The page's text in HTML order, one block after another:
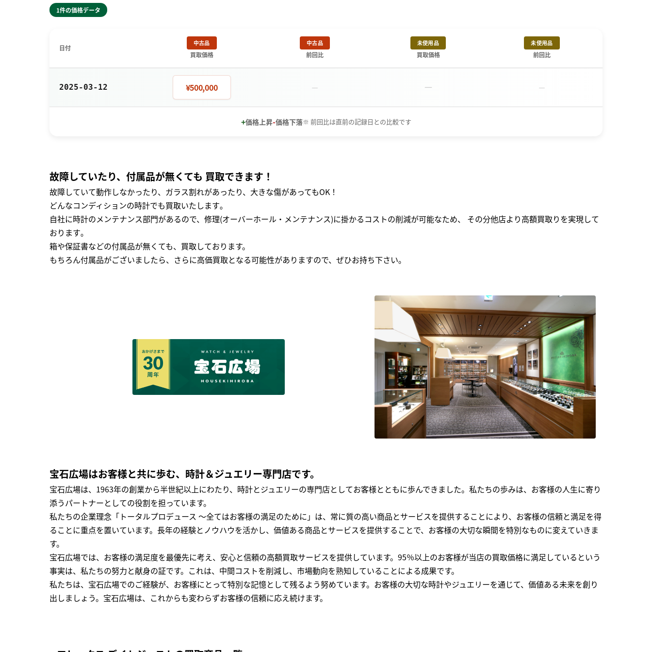
1件の価格データ
日付
中古品
買取価格
中古品
前回比
未使用品
買取価格
未使用品
前回比
2025-03-12 ¥500,000 － － －
+価格上昇-価格下落※ 前回比は直前の記録日との比較です
故障していたり、付属品が無くても 買取できます！
故障していて動作しなかったり、ガラス割れがあったり、大きな傷があってもOK！
どんなコンディションの時計でも買取いたします｡
自社に時計のメンテナンス部門があるので、修理(オーバーホール・メンテナンス)に掛かるコストの削減が可能なため、 その分他店より高額買取りを実現して
おります｡
箱や保証書などの付属品が無くても、買取しております。
もちろん付属品がございましたら、さらに高価買取となる可能性がありますので、ぜひお持ち下さい｡
宝石広場はお客様と共に歩む、時計＆ジュエリー専門店です。
宝石広場は、1963年の創業から半世紀以上にわたり、時計とジュエリーの専門店としてお客様とともに歩んできました。私たちの歩みは、お客様の人生に寄り
添うパートナーとしての役割を担っています。
私たちの企業理念「トータルプロデュース ～全てはお客様の満足のために」は、常に質の高い商品とサービスを提供することにより、お客様の信頼と満足を得
ることに重点を置いています。長年の経験とノウハウを活かし、価値ある商品とサービスを提供することで、お客様の大切な瞬間を特別なものに変えていきま
す。
宝石広場では、お客様の満足度を最優先に考え、安心と信頼の高額買取サービスを提供しています。95％以上のお客様が当店の買取価格に満足しているという
事実は、私たちの努力と献身の証です。これは、中間コストを削減し、市場動向を熟知していることによる成果です。
私たちは、宝石広場でのご経験が、お客様にとって特別な記憶として残るよう努めています。お客様の大切な時計やジュエリーを通じて、価値ある未来を創り
出しましょう。宝石広場は、これからも変わらずお客様の信頼に応え続けます。